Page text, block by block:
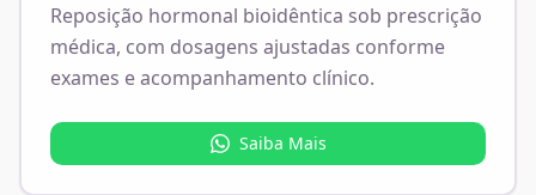
Reposição hormonal bioidêntica sob prescrição
médica, com dosagens ajustadas conforme
exames e acompanhamento clínico.
Saiba Mais